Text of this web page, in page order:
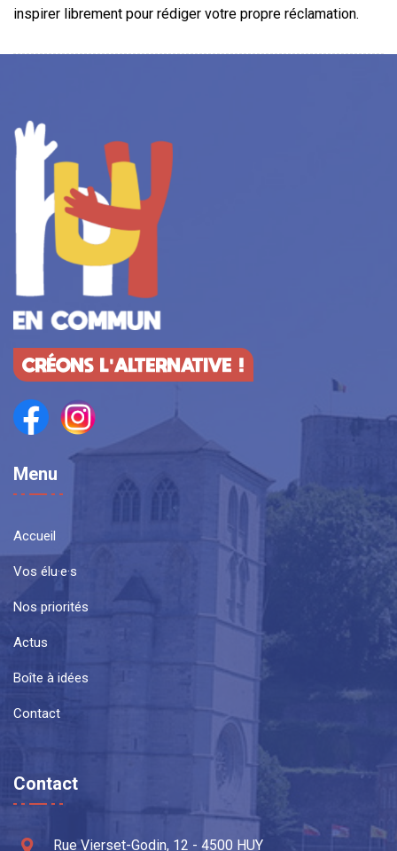
inspirer librement pour rédiger votre propre réclamation.
CRÉONS L'ALTERNATIVE !
Menu
Accueil
Vos élu·e·s
Nos priorités
Actus
Boîte à idées
Contact
Contact
Rue Vierset-Godin, 12 - 4500 HUY